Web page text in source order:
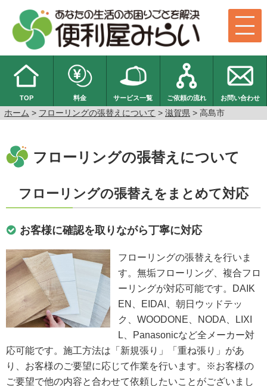
TOP 料金 サービス一覧 ご依頼の流れ お問い合わせ
ホーム > フローリングの張替えについて > 滋賀県 > 高島市
フローリングの張替えについて
フローリングの張替えをまとめて対応
お客様に確認を取りながら丁寧に対応
フローリングの張替えを行いま
す。無垢フローリング、複合フロ
ーリングが対応可能です。DAIK
EN、EIDAI、朝日ウッドテッ
ク、WOODONE、NODA、LIXI
L、Panasonicなど全メーカー対
応可能です。施工方法は「新規張り」「重ね張り」があ
り、お客様のご要望に応じて作業を行います。※お客様の
ご要望で他の内容と合わせて依頼したいことがございまし